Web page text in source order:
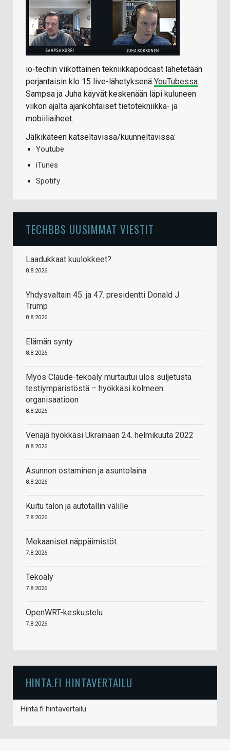
io-techin viikottainen tekniikkapodcast lähetetään
perjantaisin klo 15 live-lähetyksenä YouTubessa.
Sampsa ja Juha käyvät keskenään läpi kuluneen
viikon ajalta ajankohtaiset tietotekniikka- ja
mobiiliaiheet.
Jälkikäteen katseltavissa/kuunneltavissa:
Youtube
iTunes
Spotify
TECHBBS UUSIMMAT VIESTIT
Laadukkaat kuulokkeet?
8.8.2026
Yhdysvaltain 45. ja 47. presidentti Donald J.
Trump
8.8.2026
Elämän synty
8.8.2026
Myös Claude-tekoäly murtautui ulos suljetusta
testiympäristöstä – hyökkäsi kolmeen
organisaatioon
8.8.2026
Venäjä hyökkäsi Ukrainaan 24. helmikuuta 2022
8.8.2026
Asunnon ostaminen ja asuntolaina
8.8.2026
Kuitu talon ja autotallin välille
7.8.2026
Mekaaniset näppäimistöt
7.8.2026
Tekoäly
7.8.2026
OpenWRT-keskustelu
7.8.2026
HINTA.FI HINTAVERTAILU
Hinta.fi hintavertailu